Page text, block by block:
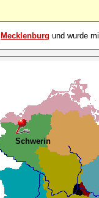
Mecklenburg und wurde
Schwerin